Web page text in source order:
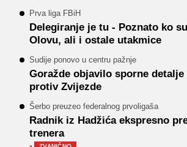
Prva liga FBiH
Delegiranje je tu - Poznato ko
Olovu, ali i ostale utakmice
Sudije ponovo u centru pažnje
Goražde objavilo sporne detalje
protiv Zvijezde
Šerbo preuzeo federalnog prvoligaša
Radnik iz Hadžića ekspresno
trenera